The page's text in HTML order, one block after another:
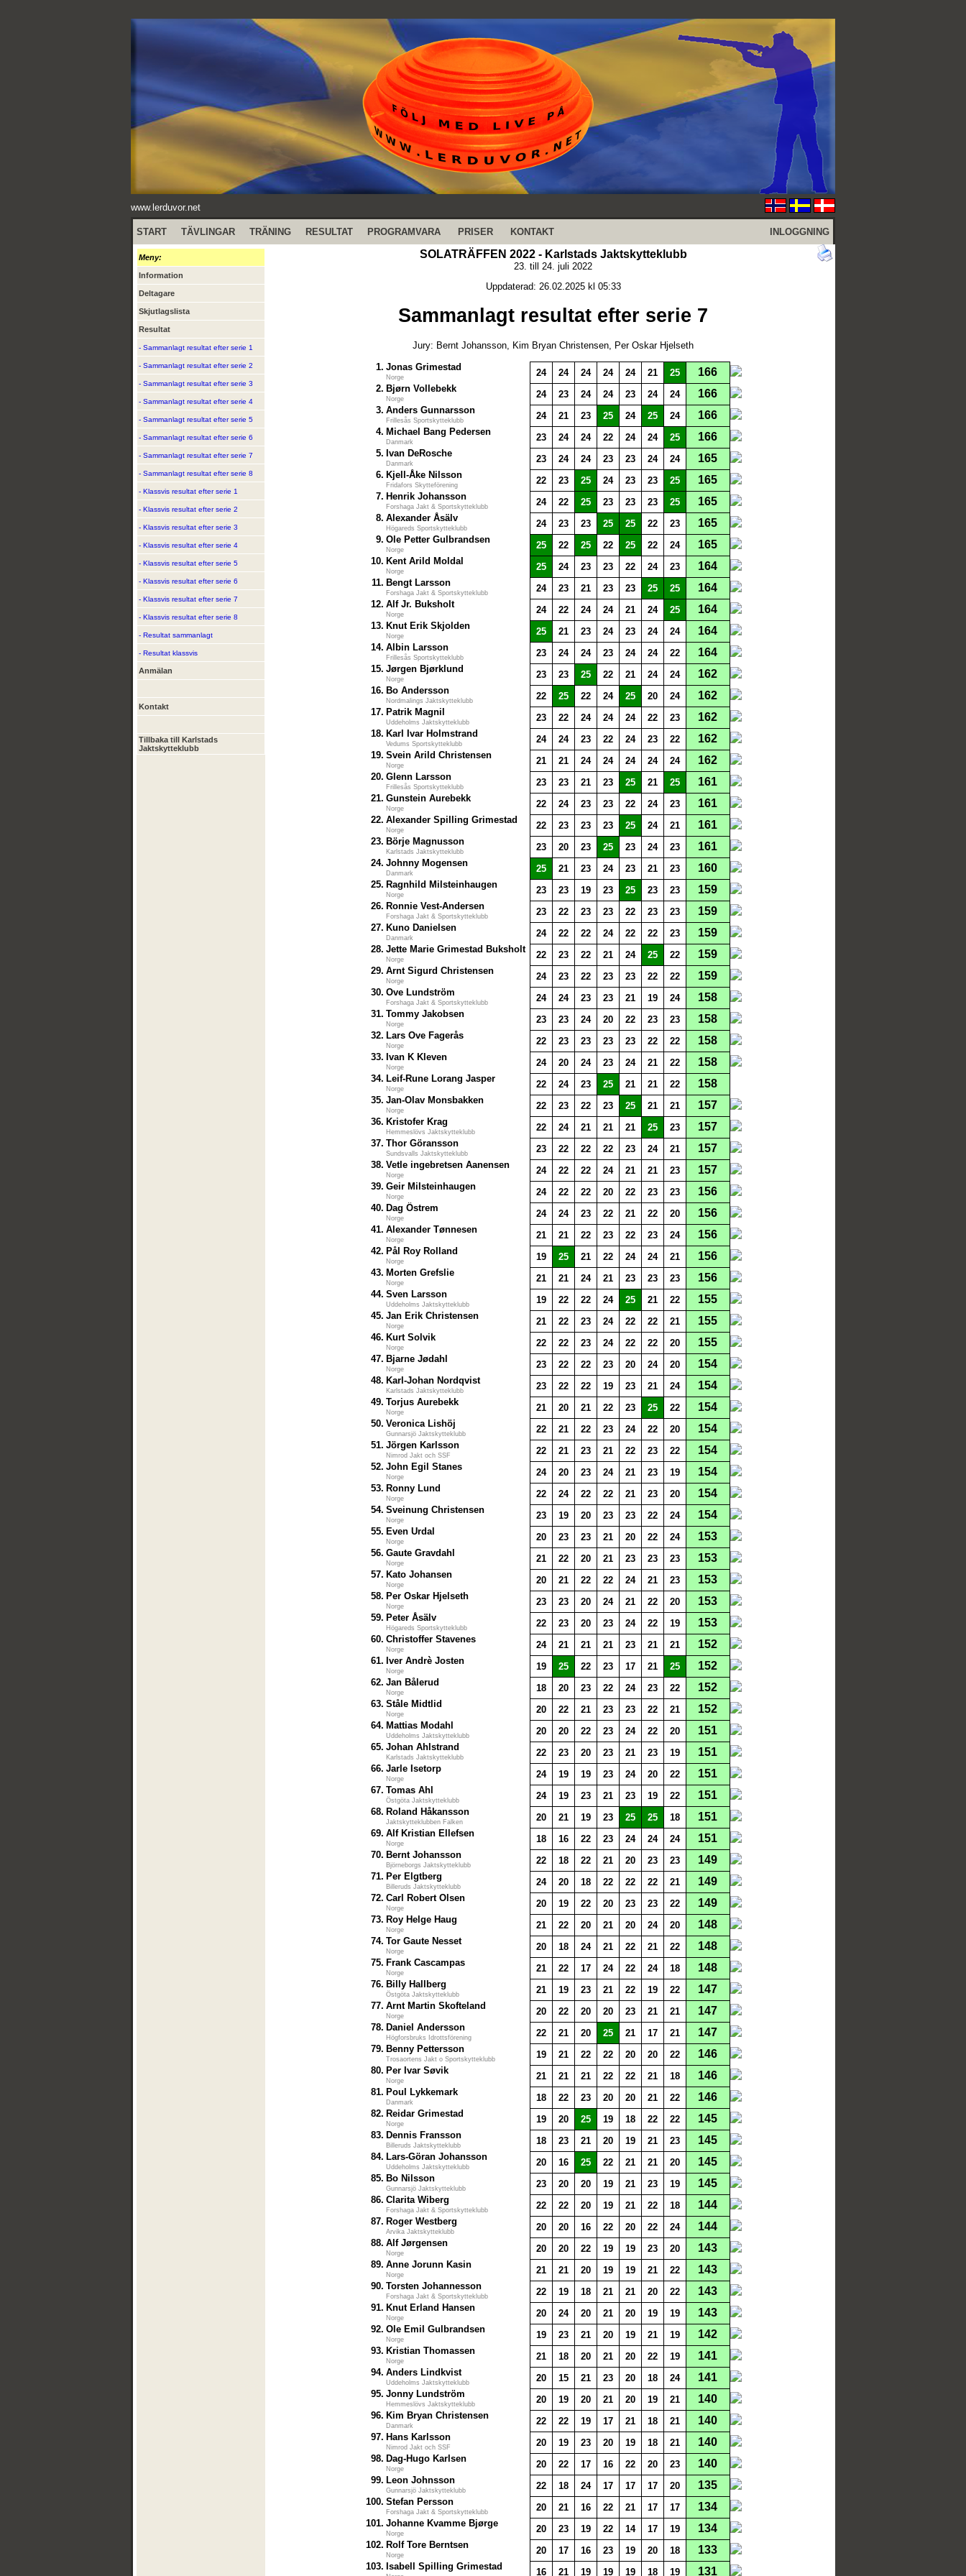
www.lerduvor.net
START TÄVLINGAR TRÄNING RESULTAT PROGRAMVARA PRISER KONTAKT INLOGGNING
Meny:
Information
Deltagare
Skjutlagslista
Resultat
- Sammanlagt resultat efter serie 1
- Sammanlagt resultat efter serie 2
- Sammanlagt resultat efter serie 3
- Sammanlagt resultat efter serie 4
- Sammanlagt resultat efter serie 5
- Sammanlagt resultat efter serie 6
- Sammanlagt resultat efter serie 7
- Sammanlagt resultat efter serie 8
- Klassvis resultat efter serie 1
- Klassvis resultat efter serie 2
- Klassvis resultat efter serie 3
- Klassvis resultat efter serie 4
- Klassvis resultat efter serie 5
- Klassvis resultat efter serie 6
- Klassvis resultat efter serie 7
- Klassvis resultat efter serie 8
- Resultat sammanlagt
- Resultat klassvis
Anmälan
Kontakt
Tillbaka till Karlstads
Jaktskytteklubb
SOLATRÄFFEN 2022 - Karlstads Jaktskytteklubb
23. till 24. juli 2022
Uppdaterad: 26.02.2025 kl 05:33
Sammanlagt resultat efter serie 7
Jury: Bernt Johansson, Kim Bryan Christensen, Per Oskar Hjelseth
1. Jonas Grimestad
Norge 24 24 24 24 24 21 25 166
2. Bjørn Vollebekk
Norge 24 23 24 24 23 24 24 166
3. Anders Gunnarsson
Frillesås Sportskytteklubb 24 21 23 25 24 25 24 166
4. Michael Bang Pedersen
Danmark 23 24 24 22 24 24 25 166
5. Ivan DeRosche
Danmark 23 24 24 23 23 24 24 165
6. Kjell-Åke Nilsson
Fridafors Skytteförening 22 23 25 24 23 23 25 165
7. Henrik Johansson
Forshaga Jakt & Sportskytteklubb 24 22 25 23 23 23 25 165
8. Alexander Åsälv
Högareds Sportskytteklubb 24 23 23 25 25 22 23 165
9. Ole Petter Gulbrandsen
Norge 25 22 25 22 25 22 24 165
10. Kent Arild Moldal
Norge 25 24 23 23 22 24 23 164
11. Bengt Larsson
Forshaga Jakt & Sportskytteklubb 24 23 21 23 23 25 25 164
12. Alf Jr. Buksholt
Norge 24 22 24 24 21 24 25 164
13. Knut Erik Skjolden
Norge 25 21 23 24 23 24 24 164
14. Albin Larsson
Frillesås Sportskytteklubb 23 24 24 23 24 24 22 164
15. Jørgen Bjørklund
Norge 23 23 25 22 21 24 24 162
16. Bo Andersson
Nordmalings Jaktskytteklubb 22 25 22 24 25 20 24 162
17. Patrik Magnil
Uddeholms Jaktskytteklubb 23 22 24 24 24 22 23 162
18. Karl Ivar Holmstrand
Vedums Sportskytteklubb 24 24 23 22 24 23 22 162
19. Svein Arild Christensen
Norge 21 21 24 24 24 24 24 162
20. Glenn Larsson
Frillesås Sportskytteklubb 23 23 21 23 25 21 25 161
21. Gunstein Aurebekk
Norge 22 24 23 23 22 24 23 161
22. Alexander Spilling Grimestad
Norge 22 23 23 23 25 24 21 161
23. Börje Magnusson
Karlstads Jaktskytteklubb 23 20 23 25 23 24 23 161
24. Johnny Mogensen
Danmark 25 21 23 24 23 21 23 160
25. Ragnhild Milsteinhaugen
Norge 23 23 19 23 25 23 23 159
26. Ronnie Vest-Andersen
Forshaga Jakt & Sportskytteklubb 23 22 23 23 22 23 23 159
27. Kuno Danielsen
Danmark 24 22 22 24 22 22 23 159
28. Jette Marie Grimestad Buksholt
Norge 22 23 22 21 24 25 22 159
29. Arnt Sigurd Christensen
Norge 24 23 22 23 23 22 22 159
30. Ove Lundström
Forshaga Jakt & Sportskytteklubb 24 24 23 23 21 19 24 158
31. Tommy Jakobsen
Norge 23 23 24 20 22 23 23 158
32. Lars Ove Fagerås
Norge 22 23 23 23 23 22 22 158
33. Ivan K Kleven
Norge 24 20 24 23 24 21 22 158
34. Leif-Rune Lorang Jasper
Norge 22 24 23 25 21 21 22 158
35. Jan-Olav Monsbakken
Norge 22 23 22 23 25 21 21 157
36. Kristofer Krag
Hemmeslövs Jaktskytteklubb 22 24 21 21 21 25 23 157
37. Thor Göransson
Sundsvalls Jaktskytteklubb 23 22 22 22 23 24 21 157
38. Vetle ingebretsen Aanensen
Norge 24 22 22 24 21 21 23 157
39. Geir Milsteinhaugen
Norge 24 22 22 20 22 23 23 156
40. Dag Östrem
Norge 24 24 23 22 21 22 20 156
41. Alexander Tønnesen
Norge 21 21 22 23 22 23 24 156
42. Pål Roy Rolland
Norge 19 25 21 22 24 24 21 156
43. Morten Grefslie
Norge 21 21 24 21 23 23 23 156
44. Sven Larsson
Uddeholms Jaktskytteklubb 19 22 22 24 25 21 22 155
45. Jan Erik Christensen
Norge 21 22 23 24 22 22 21 155
46. Kurt Solvik
Norge 22 22 23 24 22 22 20 155
47. Bjarne Jødahl
Norge 23 22 22 23 20 24 20 154
48. Karl-Johan Nordqvist
Karlstads Jaktskytteklubb 23 22 22 19 23 21 24 154
49. Torjus Aurebekk
Norge 21 20 21 22 23 25 22 154
50. Veronica Lishöj
Gunnarsjö Jaktskytteklubb 22 21 22 23 24 22 20 154
51. Jörgen Karlsson
Nimrod Jakt och SSF 22 21 23 21 22 23 22 154
52. John Egil Stanes
Norge 24 20 23 24 21 23 19 154
53. Ronny Lund
Norge 22 24 22 22 21 23 20 154
54. Sveinung Christensen
Norge 23 19 20 23 23 22 24 154
55. Even Urdal
Norge 20 23 23 21 20 22 24 153
56. Gaute Gravdahl
Norge 21 22 20 21 23 23 23 153
57. Kato Johansen
Norge 20 21 22 22 24 21 23 153
58. Per Oskar Hjelseth
Norge 23 23 20 24 21 22 20 153
59. Peter Åsälv
Högareds Sportskytteklubb 22 23 20 23 24 22 19 153
60. Christoffer Stavenes
Norge 24 21 21 21 23 21 21 152
61. Iver Andrè Josten
Norge 19 25 22 23 17 21 25 152
62. Jan Bålerud
Norge 18 20 23 22 24 23 22 152
63. Ståle Midtlid
Norge 20 22 21 23 23 22 21 152
64. Mattias Modahl
Uddeholms Jaktskytteklubb 20 20 22 23 24 22 20 151
65. Johan Ahlstrand
Karlstads Jaktskytteklubb 22 23 20 23 21 23 19 151
66. Jarle Isetorp
Norge 24 19 19 23 24 20 22 151
67. Tomas Ahl
Östgöta Jaktskytteklubb 24 19 23 21 23 19 22 151
68. Roland Håkansson
Jaktskytteklubben Falken 20 21 19 23 25 25 18 151
69. Alf Kristian Ellefsen
Norge 18 16 22 23 24 24 24 151
70. Bernt Johansson
Björneborgs Jaktskytteklubb 22 18 22 21 20 23 23 149
71. Per Elgtberg
Billeruds Jaktskytteklubb 24 20 18 22 22 22 21 149
72. Carl Robert Olsen
Norge 20 19 22 20 23 23 22 149
73. Roy Helge Haug
Norge 21 22 20 21 20 24 20 148
74. Tor Gaute Nesset
Norge 20 18 24 21 22 21 22 148
75. Frank Cascampas
Norge 21 22 17 24 22 24 18 148
76. Billy Hallberg
Östgöta Jaktskytteklubb 21 19 23 21 22 19 22 147
77. Arnt Martin Skofteland
Norge 20 22 20 20 23 21 21 147
78. Daniel Andersson
Högforsbruks Idrottsförening 22 21 20 25 21 17 21 147
79. Benny Pettersson
Trosaortens Jakt o Sportskytteklubb 19 21 22 22 20 20 22 146
80. Per Ivar Søvik
Norge 21 21 21 22 22 21 18 146
81. Poul Lykkemark
Danmark 18 22 23 20 20 21 22 146
82. Reidar Grimestad
Norge 19 20 25 19 18 22 22 145
83. Dennis Fransson
Billeruds Jaktskytteklubb 18 23 21 20 19 21 23 145
84. Lars-Göran Johansson
Uddeholms Jaktskytteklubb 20 16 25 22 21 21 20 145
85. Bo Nilsson
Gunnarsjö Jaktskytteklubb 23 20 20 19 21 23 19 145
86. Clarita Wiberg
Forshaga Jakt & Sportskytteklubb 22 22 20 19 21 22 18 144
87. Roger Westberg
Arvika Jaktskytteklubb 20 20 16 22 20 22 24 144
88. Alf Jørgensen
Norge 20 20 22 19 19 23 20 143
89. Anne Jorunn Kasin
Norge 21 21 20 19 19 21 22 143
90. Torsten Johannesson
Forshaga Jakt & Sportskytteklubb 22 19 18 21 21 20 22 143
91. Knut Erland Hansen
Norge 20 24 20 21 20 19 19 143
92. Ole Emil Gulbrandsen
Norge 19 23 21 20 19 21 19 142
93. Kristian Thomassen
Norge 21 18 20 21 20 22 19 141
94. Anders Lindkvist
Uddeholms Jaktskytteklubb 20 15 21 23 20 18 24 141
95. Jonny Lundström
Hemmeslövs Jaktskytteklubb 20 19 20 21 20 19 21 140
96. Kim Bryan Christensen
Danmark 22 22 19 17 21 18 21 140
97. Hans Karlsson
Nimrod Jakt och SSF 20 19 23 20 19 18 21 140
98. Dag-Hugo Karlsen
Norge 20 22 17 16 22 20 23 140
99. Leon Johnsson
Gunnarsjö Jaktskytteklubb 22 18 24 17 17 17 20 135
100. Stefan Persson
Forshaga Jakt & Sportskytteklubb 20 21 16 22 21 17 17 134
101. Johanne Kvamme Bjørge
Norge 20 23 19 22 14 17 19 134
102. Rolf Tore Berntsen
Norge 20 17 16 23 19 20 18 133
103. Isabell Spilling Grimestad
16 21 19 19 19 18 19 131